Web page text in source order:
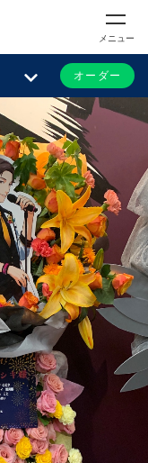
メニュー
オーダー